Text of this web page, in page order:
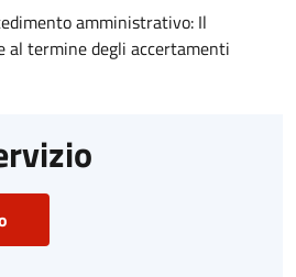
amministrativo: Il
al termine degli accertamenti